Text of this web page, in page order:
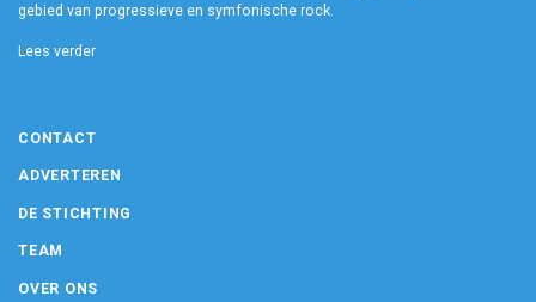
gebied van progressieve en symfonische rock.
Lees verder
CONTACT
ADVERTEREN
DE STICHTING
TEAM
OVER ONS